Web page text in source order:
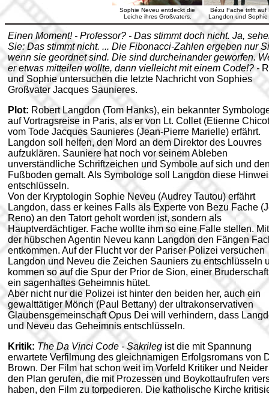
Sophie Neveu entdeckt die
Leiche ihres Großvaters.
Bézu Fache trifft auf
Langdon und Sophie
Einen Moment! - Professor? - Das stimmt doch nicht. Ja,
Sie: Das stimmt nicht. ... Die Fibonacci-Zahlen ergeben nur
wenn sie geordnet sind. Die sind durcheinander geworfen.
er etwas mitteilen wollte, dann vielleicht mit einem Code!? -
und Sophie untersuchen die letzte Nachricht von Sophies
Großvater Jacques Saunieres.
Plot: Robert Langdon (Tom Hanks), ein bekannter
auf Vortragsreise in Paris, als er von Lt. Collet (Etienne
vom Tode Jacques Saunieres (Jean-Pierre Marielle) erfährt.
Langdon soll helfen, den Mord an dem Direktor des Louvres
aufzuklären. Sauniere hat noch vor seinem Ableben
unverständliche Schriftzeichen und Symbole auf sich und
Fußboden gemalt. Als Symbologe soll Langdon diese
entschlüsseln.
Von der Kryptologin Sophie Neveu (Audrey Tautou) erfährt
Langdon, dass er keines Falls als Experte von Bezu Fache
Reno) an den Tatort geholt worden ist, sondern als
Hauptverdächtiger. Fache wollte ihm so eine Falle stellen.
der hübschen Agentin Neveu kann Langdon den Fängen
entkommen. Auf der Flucht vor der Pariser Polizei versuchen
Langdon und Neveu die Zeichen Sauniers zu entschlüsseln
kommen so auf die Spur der Prior de Sion, einer
ein sagenhaftes Geheimnis hütet.
Aber nicht nur die Polizei ist hinter den beiden her, auch ein
gewalttätiger Mönch (Paul Bettany) der ultrakonservativen
Glaubensgemeinschaft Opus Dei will verhindern, dass
und Neveu das Geheimnis entschlüsseln.
Kritik: The Da Vinci Code - Sakrileg ist die mit Spannung
erwartete Verfilmung des gleichnamigen Erfolgsromans von
Brown. Der Film hat schon weit im Vorfeld Kritiker und
den Plan gerufen, die mit Prozessen und Boykottaufrufen
haben, den Film zu torpedieren. Die katholische Kirche